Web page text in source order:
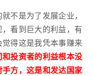
不是为了发展企业，
看到巨大的利益，有
得这是我凭本事赚来
和投资者的利益根本没
方，这是和发达国家